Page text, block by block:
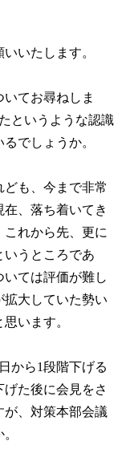
いたします。
てお尋ねしま
というような認識
でしょうか。
ども、今まで非常
、落ち着いてき
れから先、更に
いうところであ
いては評価が難し
拡大していた勢い
います。
から1段階下げる
た後に会見をさ
、対策本部会議